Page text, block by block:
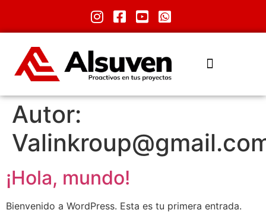
Autor:
¡Hola, mundo!
Bienvenido a WordPress. Esta es tu primera entrada.